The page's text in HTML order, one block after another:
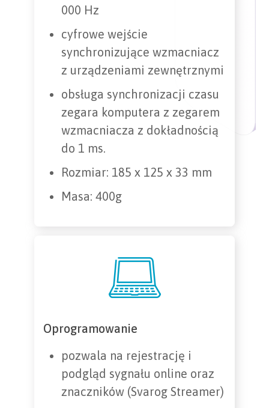
000 Hz
cyfrowe wejście
synchronizujące wzmacniacz
z urządzeniami zewnętrznymi
obsługa synchronizacji czasu
zegara komputera z zegarem
wzmacniacza z dokładnością
do 1 ms.
Rozmiar: 185 x 125 x 33 mm
Masa: 400g
Oprogramowanie
pozwala na rejestrację i
podgląd sygnału online oraz
znaczników (Svarog Streamer)